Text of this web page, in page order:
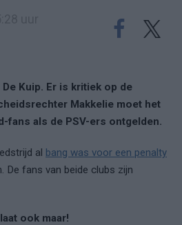
Kuip. Er is kritiek op de
Makkelie moet het
fans als de PSV-ers ontgelden.
al bang was voor een penalty
De fans van beide clubs zijn
ook maar!